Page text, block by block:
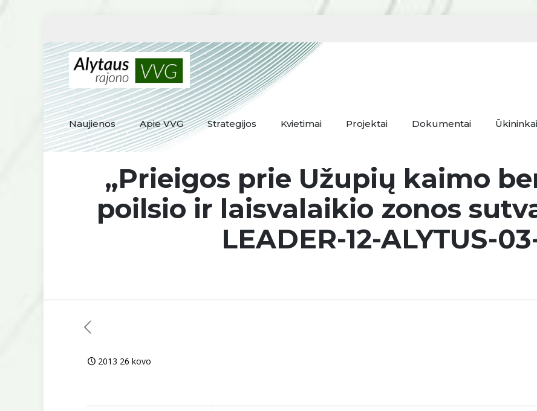
Naujienos Apie VVG Strategijos Kvietimai Projektai Dokumentai Ūkininkai
„Prieigos prie Užupių kaimo
poilsio ir laisvalaikio zonos
LEADER-12-ALYTUS-
2013 26 kovo